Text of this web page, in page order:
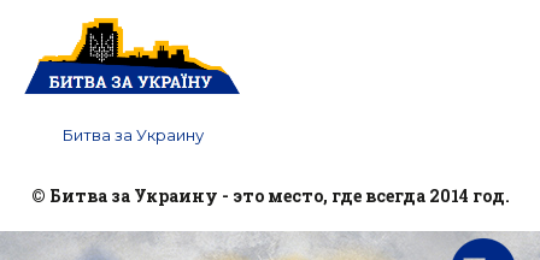
Битва за Украину
© Битва за Украину - это место, где всегда 2014 год.